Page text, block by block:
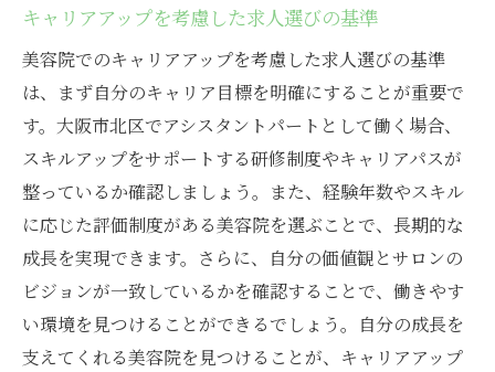
キャリアアップを考慮した求人選びの基準
美容院でのキャリアアップを考慮した求人選びの基準
は、まず自分のキャリア目標を明確にすることが重要で
す。大阪市北区でアシスタントパートとして働く場合、
スキルアップをサポートする研修制度やキャリアパスが
整っているか確認しましょう。また、経験年数やスキル
に応じた評価制度がある美容院を選ぶことで、長期的な
成長を実現できます。さらに、自分の価値観とサロンの
ビジョンが一致しているかを確認することで、働きやす
い環境を見つけることができるでしょう。自分の成長を
支えてくれる美容院を見つけることが、キャリアアップ